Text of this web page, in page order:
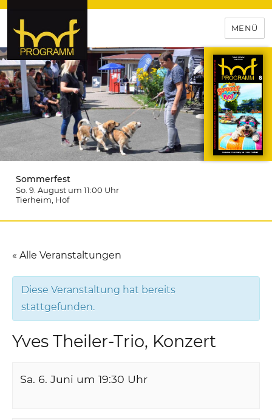
hof-programm – das
Veranstaltungsportal für
Hochfranken
MENÜ
Sommerfest
So. 9. August um 11:00 Uhr
Tierheim , Hof
« Alle Veranstaltungen
Diese Veranstaltung hat bereits
stattgefunden.
Yves Theiler-Trio, Konzert
Sa. 6. Juni um 19:30 Uhr